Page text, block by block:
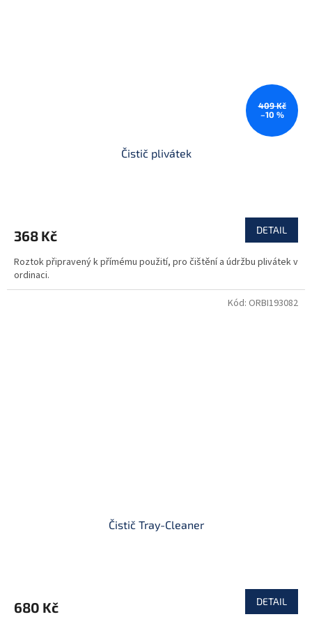
409 Kč
–10 %
Čistič plivátek
368 Kč DETAIL
Roztok připravený k přímému použití, pro čištění a údržbu plivátek v
ordinaci.
Čistič Tray-Cleaner
680 Kč DETAIL
Kód: ORBI193082